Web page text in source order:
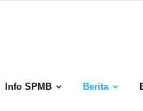
Info SPMB Berita